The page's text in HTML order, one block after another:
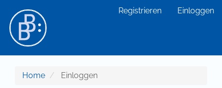
Hauptinhalt
Sidebar
Registrieren Einloggen
Home Einloggen